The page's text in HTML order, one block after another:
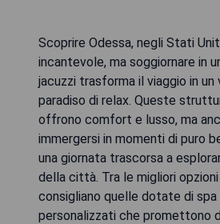
Scoprire Odessa, negli Stati
incantevole, ma soggiornare in
jacuzzi trasforma il viaggio in un
paradiso di relax. Queste
offrono comfort e lusso, ma
immergersi in momenti di puro
una giornata trascorsa a
della città. Tra le migliori opzioni
consigliano quelle dotate di spa
personalizzati che promettono